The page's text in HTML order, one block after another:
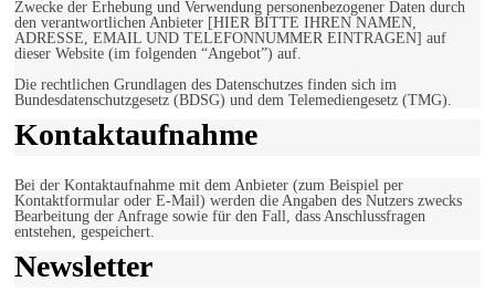
Zwecke der Erhebung und Verwendung personenbezogener Daten durch
den verantwortlichen Anbieter [HIER BITTE IHREN NAMEN,
ADRESSE, EMAIL UND TELEFONNUMMER EINTRAGEN] auf
dieser Website (im folgenden “Angebot”) auf.
Die rechtlichen Grundlagen des Datenschutzes finden sich im
Bundesdatenschutzgesetz (BDSG) und dem Telemediengesetz (TMG).
Kontaktaufnahme
Bei der Kontaktaufnahme mit dem Anbieter (zum Beispiel per
Kontaktformular oder E-Mail) werden die Angaben des Nutzers zwecks
Bearbeitung der Anfrage sowie für den Fall, dass Anschlussfragen
entstehen, gespeichert.
Newsletter